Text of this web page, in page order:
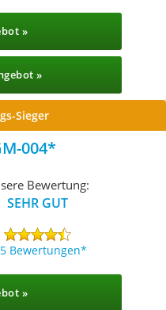
»
»
Sieger
004
Bewertung:
SEHR GUT
Bewertungen
»